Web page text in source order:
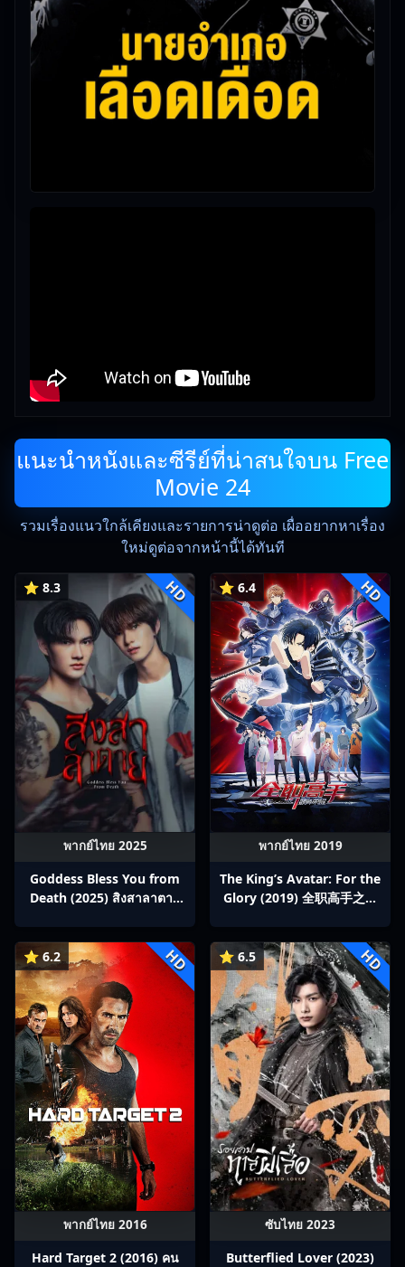
แนะนำหนังและซีรีย์ที่น่าสนใจบน Free
Movie 24
รวมเรื่องแนวใกล้เคียงและรายการน่าดูต่อ เผื่ออยากหาเรื่อง
ใหม่ดูต่อจากหน้านี้ได้ทันที
⭐ 8.3 HD
พากย์ไทย 2025
Goddess Bless You from
Death (2025) สิงสาลาตาย
⭐ 6.4 HD
พากย์ไทย 2019
The King’s Avatar: For the
Glory (2019) 全职高手之巅
⭐ 6.2 HD
พากย์ไทย 2016
Hard Target 2 (2016) คน
⭐ 6.5 HD
ซับไทย 2023
Butterflied Lover (2023)